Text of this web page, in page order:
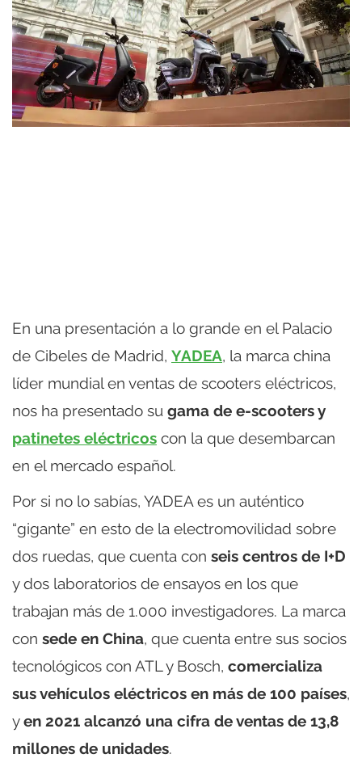
En una presentación a lo grande en el Palacio
de Cibeles de Madrid, YADEA, la marca china
líder mundial en ventas de scooters eléctricos,
nos ha presentado su gama de e-scooters y
patinetes eléctricos con la que desembarcan
en el mercado español.
Por si no lo sabías, YADEA es un auténtico
“gigante” en esto de la electromovilidad sobre
dos ruedas, que cuenta con seis centros de I+D
y dos laboratorios de ensayos en los que
trabajan más de 1.000 investigadores. La marca
con sede en China, que cuenta entre sus socios
tecnológicos con ATL y Bosch, comercializa
sus vehículos eléctricos en más de 100 países,
yen 2021 alcanzó una cifra de ventas de 13,8
millones de unidades.